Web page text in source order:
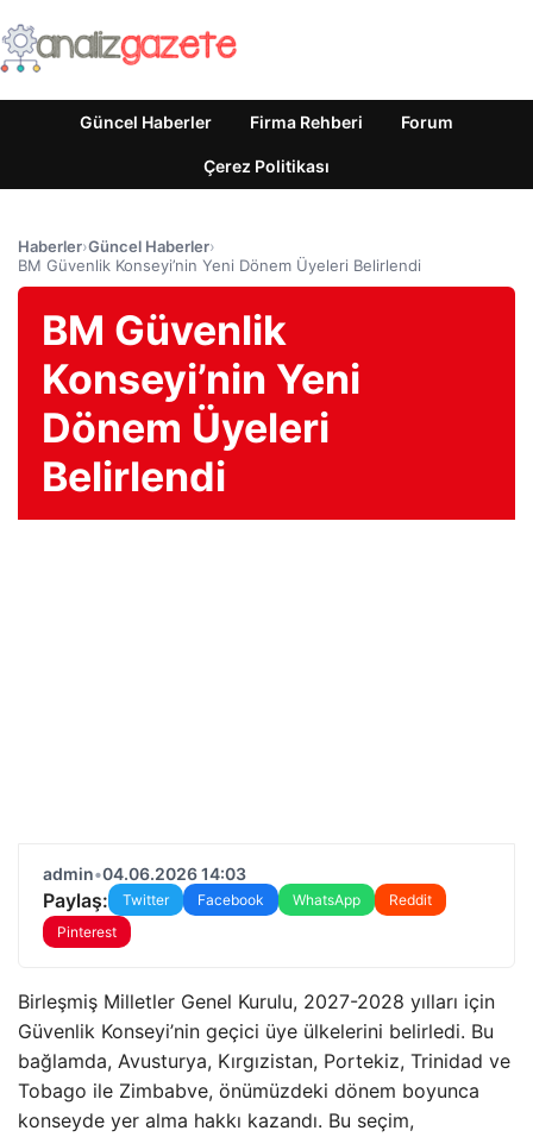
Güncel Haberler Firma Rehberi Forum
Çerez Politikası
Haberler›Güncel Haberler›
BM Güvenlik Konseyi’nin Yeni Dönem Üyeleri Belirlendi
BM Güvenlik
Konseyi’nin Yeni
Dönem Üyeleri
Belirlendi
admin•04.06.2026 14:03
Paylaş: Twitter Facebook WhatsApp
Reddit
Pinterest
Birleşmiş Milletler Genel Kurulu, 2027-2028 yılları için
Güvenlik Konseyi’nin geçici üye ülkelerini belirledi. Bu
bağlamda, Avusturya, Kırgızistan, Portekiz, Trinidad ve
Tobago ile Zimbabve, önümüzdeki dönem boyunca
konseyde yer alma hakkı kazandı. Bu seçim,